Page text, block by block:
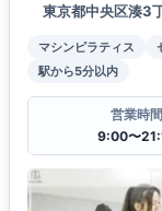
東京都中央区湊3
マシンピラティス
駅から5分以内
営業時間
9:00〜